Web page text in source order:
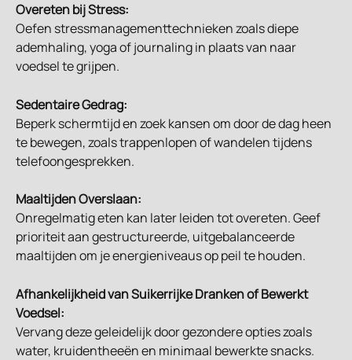
Overeten bij Stress:
Oefen stressmanagementtechnieken zoals diepe
ademhaling, yoga of journaling in plaats van naar
voedsel te grijpen.
Sedentaire Gedrag:
Beperk schermtijd en zoek kansen om door de dag heen
te bewegen, zoals trappenlopen of wandelen tijdens
telefoongesprekken.
Maaltijden Overslaan:
Onregelmatig eten kan later leiden tot overeten. Geef
prioriteit aan gestructureerde, uitgebalanceerde
maaltijden om je energieniveaus op peil te houden.
Afhankelijkheid van Suikerrijke Dranken of Bewerkt
Voedsel:
Vervang deze geleidelijk door gezondere opties zoals
water, kruidentheeën en minimaal bewerkte snacks.